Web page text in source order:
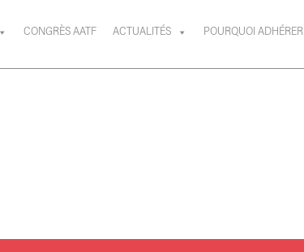
CONGRÈS AATF ACTUALITÉS POURQUOI ADHÉRER